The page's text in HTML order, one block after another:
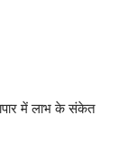
में लाभ के संकेत